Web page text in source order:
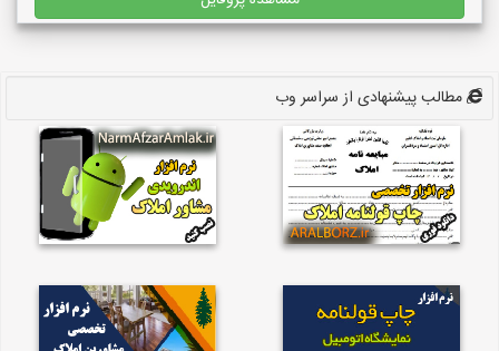
مطالب پیشنهادی از سراسر وب